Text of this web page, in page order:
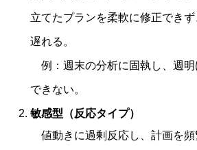
立てたプランを柔軟に修正でき
遅れる。
例：週末の分析に固執し、週
できない。
敏感型（反応タイプ）
値動きに過剰反応し、計画を頻